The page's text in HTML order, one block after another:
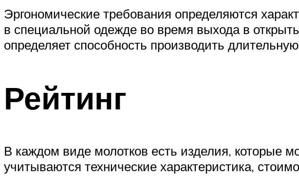
Эргономические требования определяются
в специальной одежде во время выхода в
определяет способность производить
Рейтинг
В каждом виде молотков есть изделия, которые
учитываются технические характеристика,